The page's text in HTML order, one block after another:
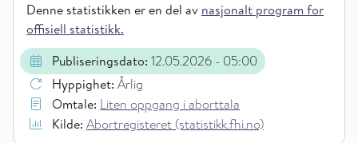
Denne statistikken er en del av nasjonalt program for
offisiell statistikk.
Publiseringsdato: 12.05.2026 - 05:00
Hyppighet: Årlig
Omtale: Liten oppgang i aborttala
Kilde: Abortregisteret (statistikk.fhi.no)